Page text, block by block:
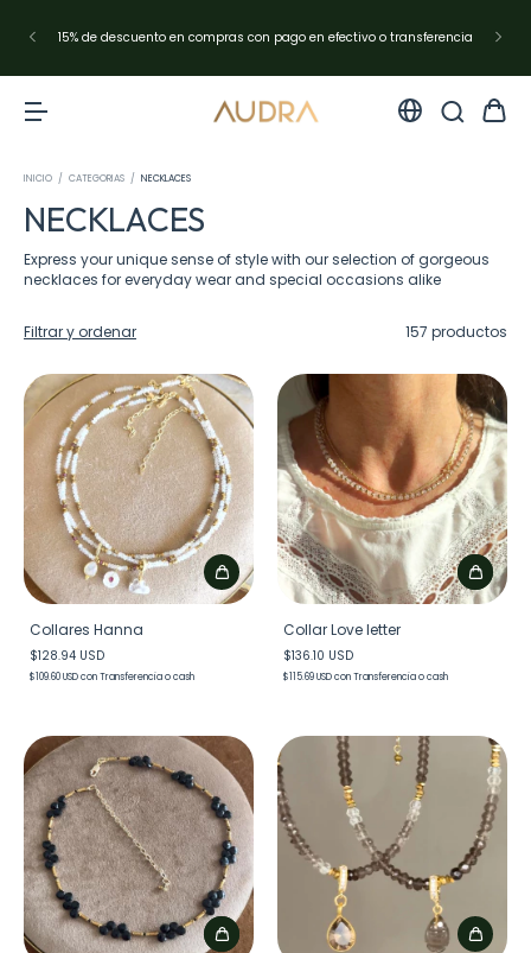
Envíos en Argentina con Andreani✨resto del mundo con DHL Express
INICIO / CATEGORIAS / NECKLACES
NECKLACES
Express your unique sense of style with our selection of gorgeous
necklaces for everyday wear and special occasions alike
Filtrar y ordenar 157 productos
Collares Hanna
$128.94 USD
$109.60 USDconTransferencia o cash
Collar Love letter
$136.10 USD
$115.69 USDconTransferencia o cash